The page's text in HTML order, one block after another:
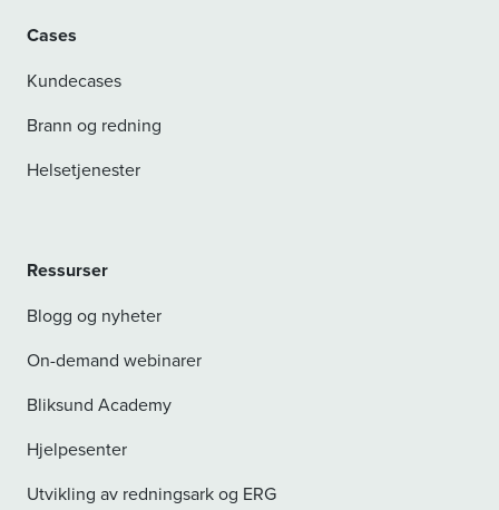
Cases
Kundecases
Brann og redning
Helsetjenester
Ressurser
Blogg og nyheter
On-demand webinarer
Bliksund Academy
Hjelpesenter
Utvikling av redningsark og ERG